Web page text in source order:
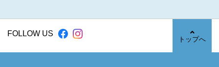
FOLLOW US
トップへ